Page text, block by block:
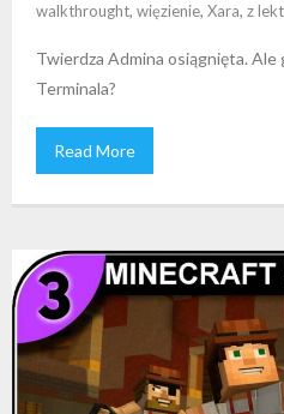
walkthrought, więzienie, Xara, z
Twierdza Admina osiągnięta. Ale
Terminala?
Read More